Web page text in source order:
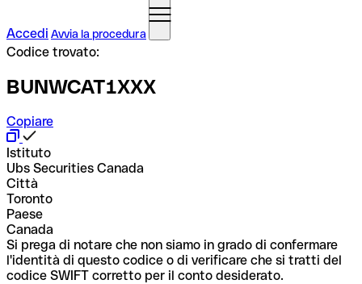
Accedi Avvia la procedura
Codice trovato:
BUNWCAT1XXX
Copiare
Istituto
Ubs Securities Canada
Città
Toronto
Paese
Canada
Si prega di notare che non siamo in grado di confermare
l'identità di questo codice o di verificare che si tratti del
codice SWIFT corretto per il conto desiderato.